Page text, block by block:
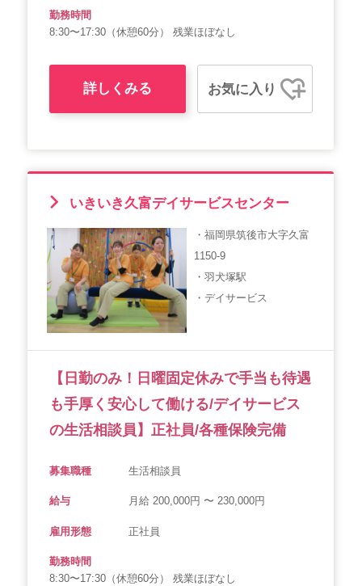
勤務時間
8:30〜17:30（休憩60分） 残業ほぼなし
詳しくみる お気に入り
いきいき久富デイサービスセンター
・福岡県筑後市大字久富
1150-9
・羽犬塚駅
・デイサービス
【日勤のみ！日曜固定休みで手当も待遇
も手厚く安心して働ける/デイサービス
の生活相談員】正社員/各種保険完備
募集職種 生活相談員
給与 月給 200,000円 〜 230,000円
雇用形態 正社員
勤務時間
8:30〜17:30（休憩60分） 残業ほぼなし